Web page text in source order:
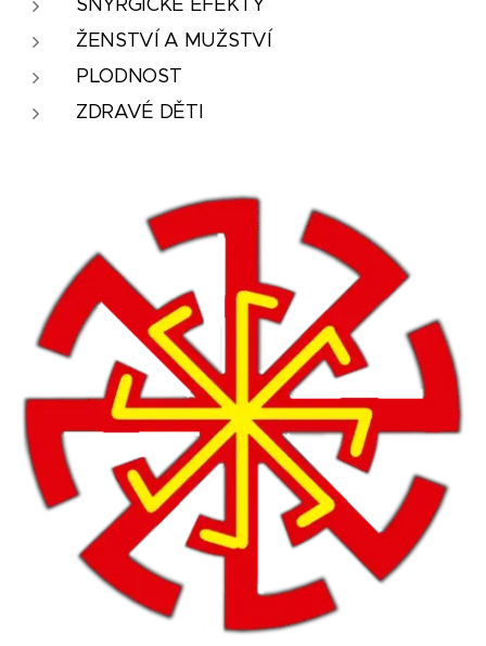
ŽENSTVÍ A MUŽSTVÍ
PLODNOST
ZDRAVÉ DĚTI